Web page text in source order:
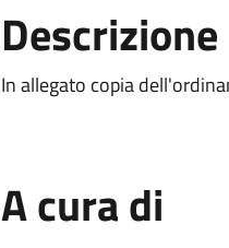
Descrizione
In allegato copia
A cura di